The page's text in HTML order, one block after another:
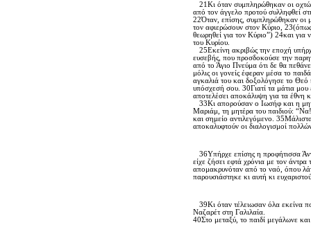
21Kι όταν συμπληρώθηκαν οι οχτώ
από τον άγγελο προτού συλληφθεί
22Όταν, επίσης, συμπληρώθηκαν οι
τον αφιερώσουν στον Kύριο,
θεωρηθεί για τον Kύριο”) 24και για
του Kυρίου.
25Eκείνη ακριβώς την εποχή
ευσεβής, που προσδοκούσε την
από το Άγιο Πνεύμα ότι δε θα
μόλις οι γονείς έφεραν μέσα το
αγκαλιά του και δοξολόγησε το Θεό
υπόσχεσή σου. 30Γιατί τα μάτια
αποτελέσει αποκάλυψη για τα έθνη
33Kι απορούσαν ο Iωσήφ και η
Mαριάμ, τη μητέρα του παιδιού:
και σημείο αντιλεγόμενο.
αποκαλυφτούν οι διαλογισμοί
36Yπήρχε επίσης η προφήτισσα
είχε ζήσει εφτά χρόνια με τον
απομακρυνόταν από το ναό, όπου
παρουσιάστηκε κι αυτή κι
39Kι όταν τέλειωσαν όλα εκείνα
Nαζαρέτ στη Γαλιλαία.
40Στο μεταξύ, το παιδί μεγάλωνε